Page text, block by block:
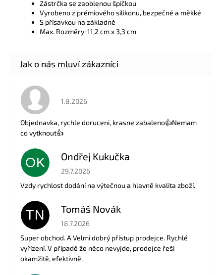
Zástrčka se zaoblenou špičkou
Vyrobeno z prémiového silikonu, bezpečné a měkké
S přísavkou na základně
Max. Rozměry: 11,2 cm x 3,3 cm
Hodnocení obchodu je 5 z 5 hvězdiček.
1.8.2026
Objednavka, rychle doruceni, krasne zabaleno👍Nemam
co vytknout👍
OK Ondřej Kukučka
Hodnocení obchodu je 5 z 5 hvězdiček.
29.7.2026
Vzdy rychlost dodání na výtečnou a hlavně kvalita zboží.
TN Tomáš Novák
Hodnocení obchodu je 5 z 5 hvězdiček.
18.7.2026
Super obchod. A Velmi dobrý přístup prodejce. Rychlé
vyřízení. V případě že něco nevyjde, prodejce řeší
okamžitě, efektivně.